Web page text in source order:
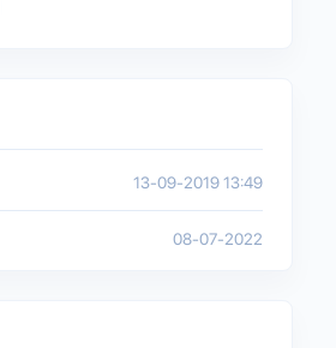
13-09-2019 13:49
08-07-2022